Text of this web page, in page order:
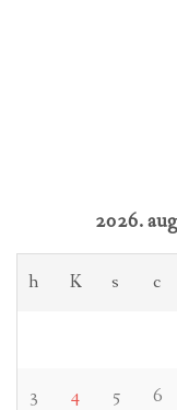
2026.
h K s c
3 4 5 6